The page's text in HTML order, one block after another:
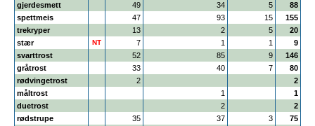
gjerdesmett
49 34 5
88
spettmeis
47 93 15
155
trekryper
13 2 5
20
stær
NT 7 1 1
9
svarttrost
52 85 9
146
gråtrost
33 40 7
80
rødvingetrost
2
2
måltrost
1
1
duetrost
2
2
rødstrupe
35 37 3
75